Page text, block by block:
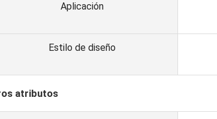
Aplicación
Estilo de diseño
atributos